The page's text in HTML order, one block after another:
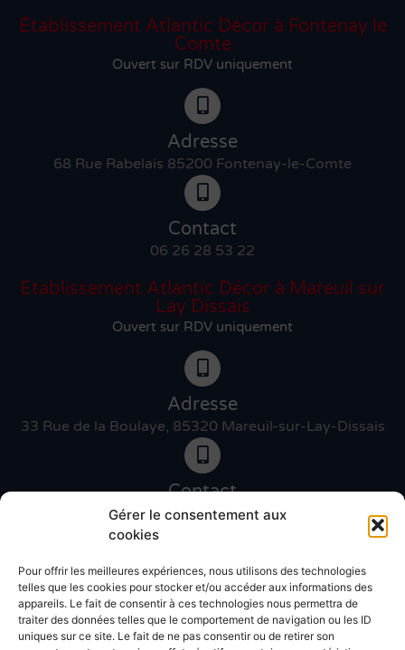
Gérer le consentement aux
cookies
Pour offrir les meilleures expériences, nous utilisons des technologies
telles que les cookies pour stocker et/ou accéder aux informations des
appareils. Le fait de consentir à ces technologies nous permettra de
traiter des données telles que le comportement de navigation ou les ID
uniques sur ce site. Le fait de ne pas consentir ou de retirer son
Établissement Atlantic Décor à Fontenay le
Comte
Ouvert sur RDV uniquement
Adresse
68 Rue Rabelais 85200 Fontenay-le-Comte
Contact
06 26 28 53 22
Etablissement Atlantic Décor à Mareuil sur
Lay Dissais
Ouvert sur RDV uniquement
Adresse
33 Rue de la Boulaye, 85320 Mareuil-sur-Lay-Dissais
Contact
06 46 27 89 83
Contact
02 51 30 31 09